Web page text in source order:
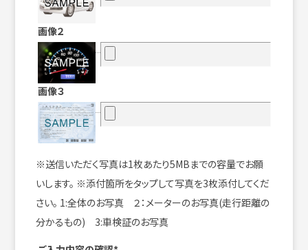
画像２
画像３
※送信いただく写真は1枚あたり5MBまでの容量でお願
いします。 ※添付箇所をタップして写真を3枚添付してくだ
さい。 1:全体のお写真 ２：メーターのお写真(走行距離の
分かるもの) 3:車検証のお写真